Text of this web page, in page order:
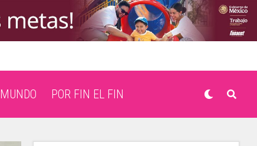
MUNDO POR FIN EL FIN